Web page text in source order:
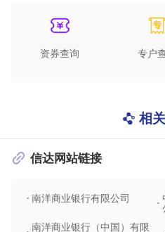
资券查询 专户
相
信达网站链接
南洋商业银行有限公司
南洋商业银行（中国）有限